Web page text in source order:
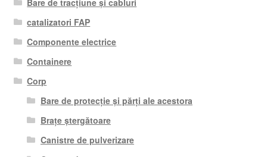
catalizatori FAP
Componente electrice
Containere
Corp
Bare de protecție și părți ale acestora
Brațe ștergătoare
Canistre de pulverizare